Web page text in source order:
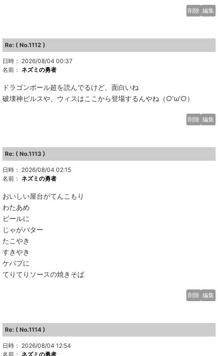
編集
削除
Re: ( No.1112 )
日時： 2026/08/04 00:37
名前： ネズミの勇者
ドラゴンボール超を読んでるけど、面白いね
破壊神ビルスや、ウィスはここから登場するんやね（○'ω'○）
編集
削除
Re: ( No.1113 )
日時： 2026/08/04 02:15
名前： ネズミの勇者
おいしい屋台がてんこもり
わたあめ
ビールに
じゃがバター
たこやき
すきやき
ケバブに
てりてりソースの焼きそば
編集
削除
Re: ( No.1114 )
日時： 2026/08/04 12:54
名前： ネズミの勇者